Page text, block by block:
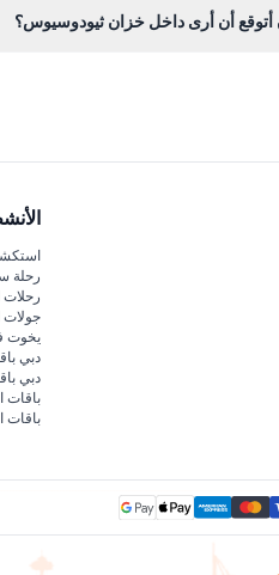
أتوقع أن أرى داخل خزان ثيودوسيوس؟
رحلة
رحلات
جولات
يخوت
دبي
دبي
باقات
باقات